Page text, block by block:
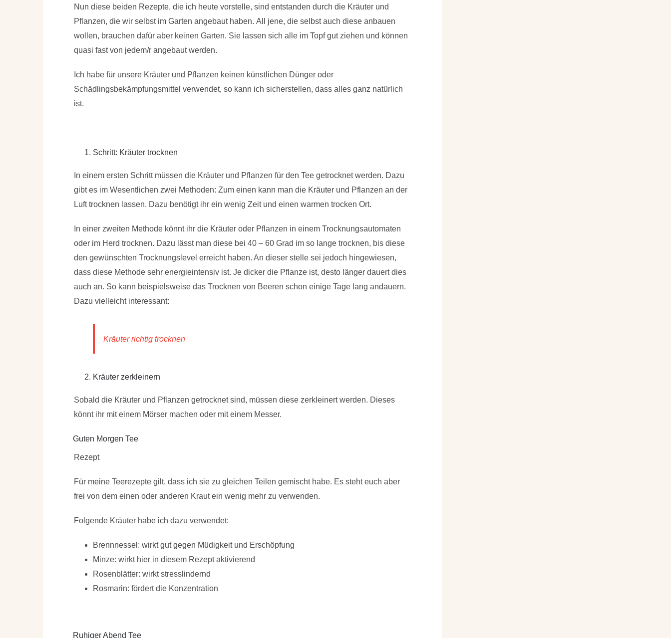
Nun diese beiden Rezepte, die ich heute vorstelle, sind entstanden durch die Kräuter und
Pflanzen, die wir selbst im Garten angebaut haben. All jene, die selbst auch diese anbauen
wollen, brauchen dafür aber keinen Garten. Sie lassen sich alle im Topf gut ziehen und können
quasi fast von jedem/r angebaut werden.
Ich habe für unsere Kräuter und Pflanzen keinen künstlichen Dünger oder
Schädlingsbekämpfungsmittel verwendet, so kann ich sicherstellen, dass alles ganz natürlich
ist.
Schritt: Kräuter trocknen
In einem ersten Schritt müssen die Kräuter und Pflanzen für den Tee getrocknetwerden. Dazu
gibt es im Wesentlichen zwei Methoden: Zum einen kann man die Kräuter und Pflanzen an der
Luft trocknen lassen. Dazu benötigt ihr ein wenig Zeit und einen warmen trocken Ort.
In einer zweiten Methode könnt ihr die Kräuter oder Pflanzen in einem Trocknungsautomaten
oder im Herd trocknen. Dazu lässt man diese bei 40 – 60 Grad im so lange trocknen, bis diese
den gewünschten Trocknungslevel erreicht haben. An dieser stelle sei jedoch hingewiesen,
dass diese Methode sehr energieintensiv ist. Je dicker die Pflanze ist, desto länger dauert dies
auch an. So kann beispielsweise das Trocknen von Beeren schon einige Tage lang andauern.
Dazu vielleicht interessant:
Kräuter richtig trocknen
Kräuter zerkleinern
Sobald die Kräuter und Pflanzen getrocknet sind, müssen diese zerkleinert werden. Dieses
könnt ihr mit einem Mörser machen oder mit einem Messer.
Guten Morgen Tee
Rezept
Für meine Teerezepte gilt, dass ich sie zu gleichen Teilen gemischt habe. Es steht euch aber
frei von dem einen oder anderen Kraut ein wenig mehr zu verwenden.
Folgende Kräuter habe ich dazu verwendet:
Brennnessel: wirkt gut gegen Müdigkeit und Erschöpfung
Minze: wirkt hier in diesem Rezept aktivierend
Rosenblätter: wirkt stresslindernd
Rosmarin: fördert die Konzentration
Ruhiger Abend Tee